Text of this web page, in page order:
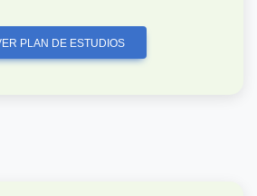
PLAN DE ESTUDIOS